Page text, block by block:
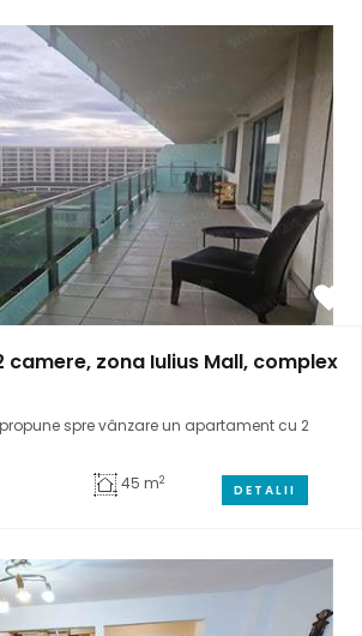
zona Iulius Mall, complex
spre vânzare un apartament cu 2
45 m2
DETALII